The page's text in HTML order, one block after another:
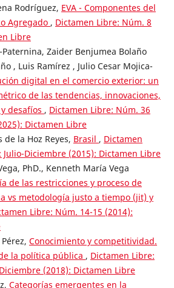
Rodríguez, EVA - Componentes del
Agregado , Dictamen Libre: Núm. 8
Libre
Paternina, Zaider Benjumea Bolaño
, Luis Ramírez , Julio Cesar Mojica-
digital en el comercio exterior: un
de las tendencias, innovaciones,
desafíos , Dictamen Libre: Núm. 36
Dictamen Libre
de la Hoz Reyes, Brasil , Dictamen
Julio-Diciembre (2015): Dictamen Libre
PhD., Kenneth María Vega
de las restricciones y proceso de
vs metodología justo a tiempo (jit) y
Libre: Núm. 14-15 (2014):
Conocimiento y competitividad.
la política pública , Dictamen Libre:
(2018): Dictamen Libre
Categorías emergentes en la